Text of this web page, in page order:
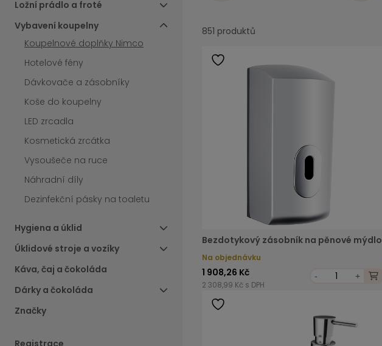
Ložní prádlo a froté
Vybavení koupelny
Koupelnové doplňky Nimco
Hotelové fény
Dávkovače a zásobníky
Koše do koupelny
LED zrcadla
Kosmetická zrcátka
Vysoušeče na ruce
Náhradní díly
Dezinfekční pásky na toaletu
Hygiena a úklid
Úklidové stroje a vozíky
Káva, čaj a čokoláda
Dárky a čokoláda
Značky
851 produktů
Bezdotykový zásobník na pěnové mýdlo
Na objednávku
1 908,26 Kč
2 308,99 Kč s DPH
- +